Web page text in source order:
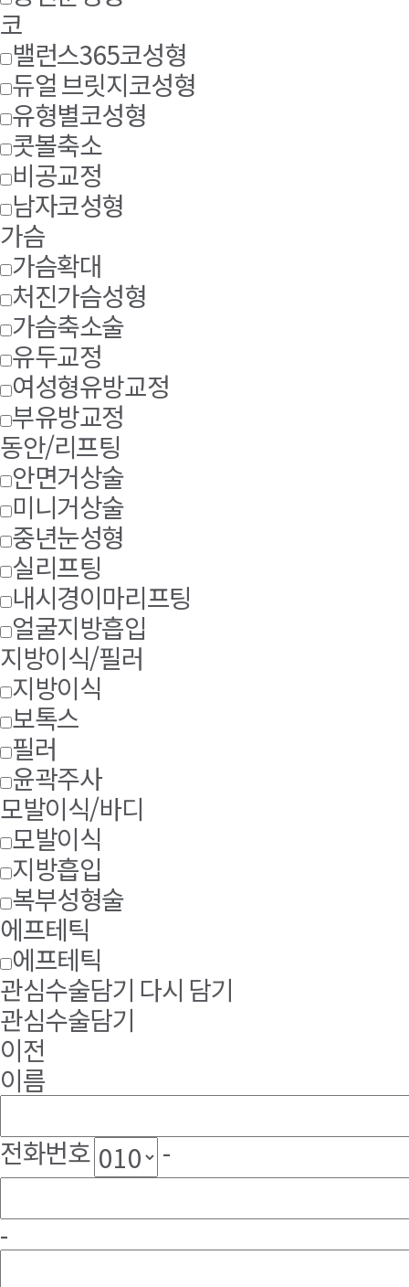
코
밸런스365코성형
듀얼 브릿지코성형
유형별코성형
콧볼축소
비공교정
남자코성형
가슴
가슴확대
처진가슴성형
가슴축소술
유두교정
여성형유방교정
부유방교정
동안/리프팅
안면거상술
미니거상술
중년눈성형
실리프팅
내시경이마리프팅
얼굴지방흡입
지방이식/필러
지방이식
보톡스
필러
윤곽주사
모발이식/바디
모발이식
지방흡입
복부성형술
에프테틱
에프테틱
관심수술담기 다시 담기
관심수술담기
이전
이름
전화번호
-
-